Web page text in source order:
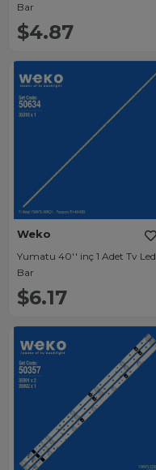
Bar
$4.87
Weko
Yumatu 40'' inç 1 Adet Tv Led
Bar
$6.17